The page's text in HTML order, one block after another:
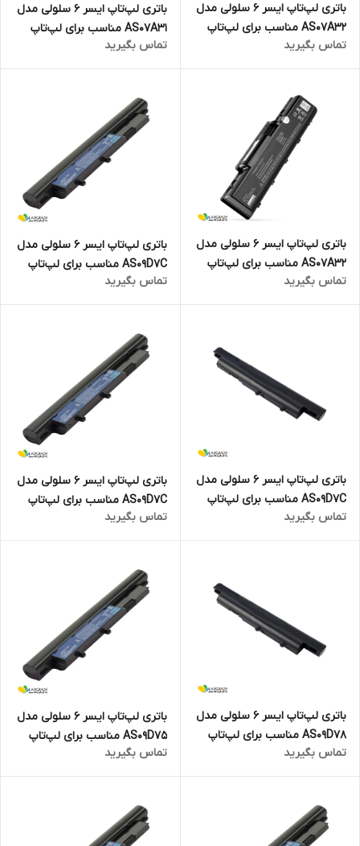
باتری لپ‌تاپ ایسر 6 سلولی مدل
AS07A32 مناسب برای لپ‌تاپ
Aspire 4710G
تماس بگیرید
باتری لپ‌تاپ ایسر 6 سلولی مدل
AS07A31 مناسب برای لپ‌تاپ
Aspire 5738
تماس بگیرید
باتری لپ‌تاپ ایسر 6 سلولی مدل
AS07A32 مناسب برای لپ‌تاپ
Aspire 4710
تماس بگیرید
باتری لپ‌تاپ ایسر 6 سلولی مدل
AS09D7C مناسب برای لپ‌تاپ
TravelMate 8571
تماس بگیرید
باتری لپ‌تاپ ایسر 6 سلولی مدل
AS09D7C مناسب برای لپ‌تاپ
TravelMate 8471
تماس بگیرید
باتری لپ‌تاپ ایسر 6 سلولی مدل
AS09D7C مناسب برای لپ‌تاپ
TravelMate 8371
تماس بگیرید
باتری لپ‌تاپ ایسر 6 سلولی مدل
AS09D78 مناسب برای لپ‌تاپ
TravelMate 8331
تماس بگیرید
باتری لپ‌تاپ ایسر 6 سلولی مدل
AS09D75 مناسب برای لپ‌تاپ
Aspire 5810
تماس بگیرید